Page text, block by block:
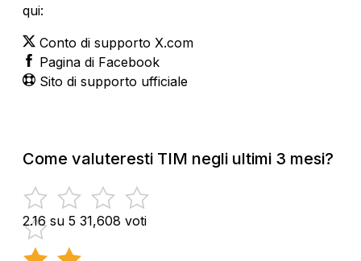
qui:
Conto di supporto X.com
Pagina di Facebook
Sito di supporto ufficiale
Come valuteresti TIM negli ultimi 3 mesi?
2.16 su 5 31,608 voti